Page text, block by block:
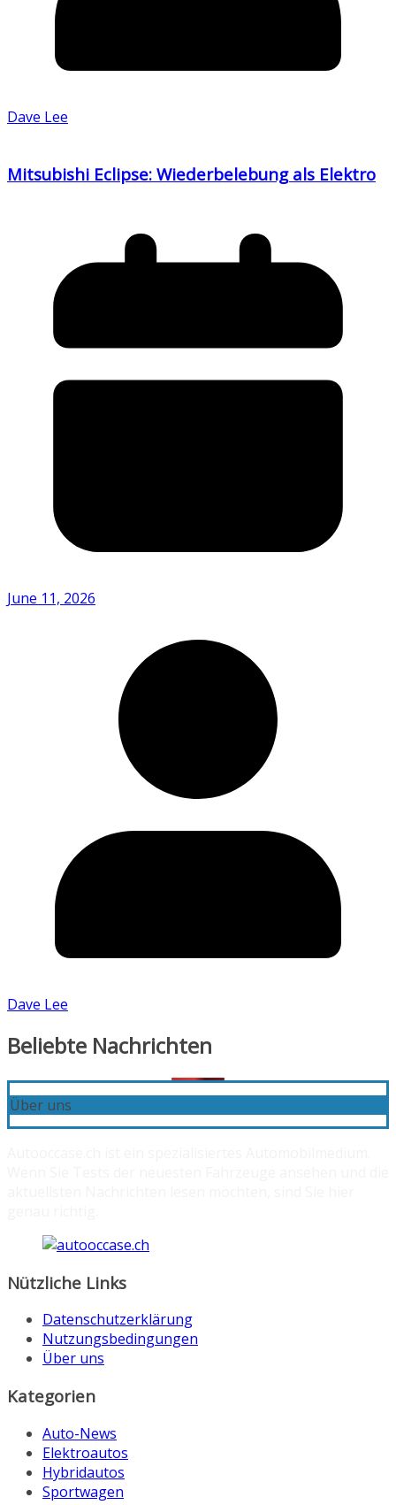
Dave Lee
Mitsubishi Eclipse: Wiederbelebung als Elektro
June 11, 2026
Dave Lee
Beliebte Nachrichten
Über uns
Nützliche Links
Datenschutzerklärung
Nutzungsbedingungen
Über uns
Kategorien
Auto-News
Elektroautos
Hybridautos
Sportwagen